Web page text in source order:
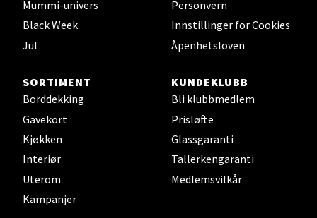
Mummi-univers
Black Week
Jul
Personvern
Innstillinger for Cookies
Åpenhetsloven
SORTIMENT
Borddekking
Gavekort
Kjøkken
Interiør
Uterom
Kampanjer
KUNDEKLUBB
Bli klubbmedlem
Prisløfte
Glassgaranti
Tallerkengaranti
Medlemsvilkår
Leirvik - Stord
Torgbakken 2, 5401 Stord